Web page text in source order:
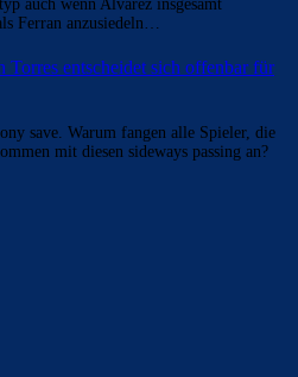
-
Torres entscheidet sich offenbar für